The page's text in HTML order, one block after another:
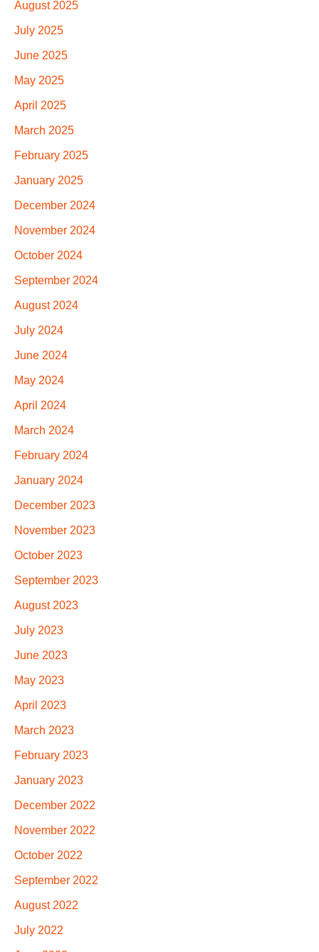
August 2025
July 2025
June 2025
May 2025
April 2025
March 2025
February 2025
January 2025
December 2024
November 2024
October 2024
September 2024
August 2024
July 2024
June 2024
May 2024
April 2024
March 2024
February 2024
January 2024
December 2023
November 2023
October 2023
September 2023
August 2023
July 2023
June 2023
May 2023
April 2023
March 2023
February 2023
January 2023
December 2022
November 2022
October 2022
September 2022
August 2022
July 2022